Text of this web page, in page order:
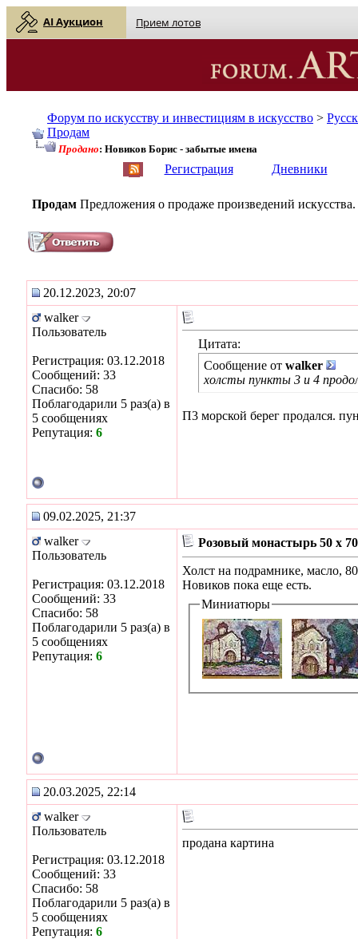
AI Аукцион Прием лотов
Форум по искусству и инвестициям в искусство >
Продам
Продано: Новиков Борис - забытые имена
Регистрация Дневники
Продам Предложения о продаже произведений искусства.
20.12.2023, 20:07
walker
Пользователь
Регистрация: 03.12.2018
Сообщений: 33
Спасибо: 58
Поблагодарили 5 раз(а) в
5 сообщениях
Репутация: 6
Цитата:
Сообщение от walker
холсты пункты 3 и 4
П3 морской берег продался.
09.02.2025, 21:37
walker
Пользователь
Регистрация: 03.12.2018
Сообщений: 33
Спасибо: 58
Поблагодарили 5 раз(а) в
5 сообщениях
Репутация: 6
Розовый монастырь 50 х 70
Холст на подрамнике, масло,
Новиков пока еще есть.
Миниатюры
20.03.2025, 22:14
walker
Пользователь
Регистрация: 03.12.2018
Сообщений: 33
Спасибо: 58
Поблагодарили 5 раз(а) в
5 сообщениях
Репутация: 6
продана картина